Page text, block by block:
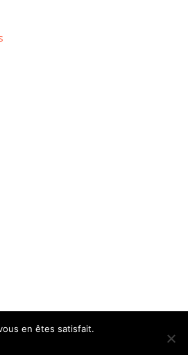
en êtes satisfait.